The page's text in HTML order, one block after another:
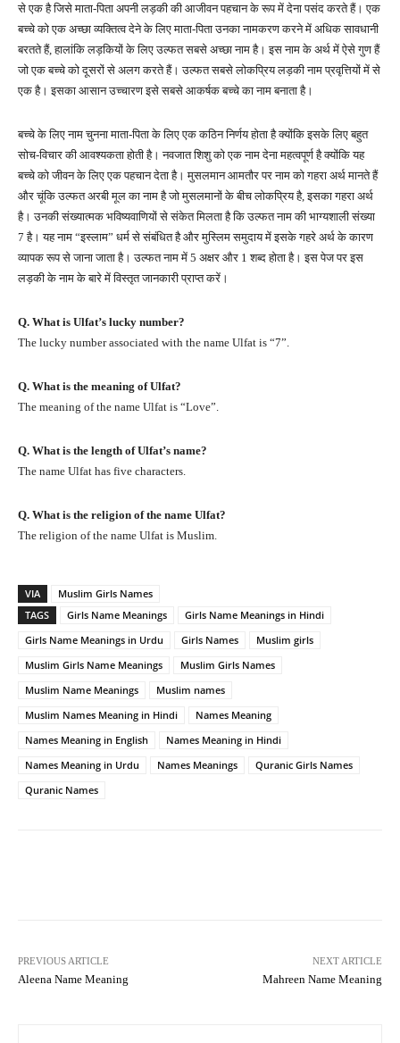
से एक है जिसे माता-पिता अपनी लड़की की आजीवन पहचान के रूप में देना पसंद करते हैं। एक
बच्चे को एक अच्छा व्यक्तित्व देने के लिए माता-पिता उनका नामकरण करने में अधिक सावधानी
बरतते हैं, हालांकि लड़कियों के लिए उल्फत सबसे अच्छा नाम है। इस नाम के अर्थ में ऐसे गुण हैं
जो एक बच्चे को दूसरों से अलग करते हैं। उल्फत सबसे लोकप्रिय लड़की नाम प्रवृत्तियों में से
एक है। इसका आसान उच्चारण इसे सबसे आकर्षक बच्चे का नाम बनाता है।
बच्चे के लिए नाम चुनना माता-पिता के लिए एक कठिन निर्णय होता है क्योंकि इसके लिए बहुत
सोच-विचार की आवश्यकता होती है। नवजात शिशु को एक नाम देना महत्वपूर्ण है क्योंकि यह
बच्चे को जीवन के लिए एक पहचान देता है। मुसलमान आमतौर पर नाम को गहरा अर्थ मानते हैं
और चूंकि उल्फत अरबी मूल का नाम है जो मुसलमानों के बीच लोकप्रिय है, इसका गहरा अर्थ
है। उनकी संख्यात्मक भविष्यवाणियों से संकेत मिलता है कि उल्फत नाम की भाग्यशाली संख्या
7 है। यह नाम “इस्लाम” धर्म से संबंधित है और मुस्लिम समुदाय में इसके गहरे अर्थ के कारण
व्यापक रूप से जाना जाता है। उल्फत नाम में 5 अक्षर और 1 शब्द होता है। इस पेज पर इस
लड़की के नाम के बारे में विस्तृत जानकारी प्राप्त करें।
Q. What is Ulfat’s lucky number?
The lucky number associated with the name Ulfat is “7”.
Q. What is the meaning of Ulfat?
The meaning of the name Ulfat is “Love”.
Q. What is the length of Ulfat’s name?
The name Ulfat has five characters.
Q. What is the religion of the name Ulfat?
The religion of the name Ulfat is Muslim.
VIA
Muslim Girls Names
TAGS
Girls Name Meanings
Girls Name Meanings in Hindi
Girls Name Meanings in Urdu
Girls Names
Muslim girls
Muslim Girls Name Meanings
Muslim Girls Names
Muslim Name Meanings
Muslim names
Muslim Names Meaning in Hindi
Names Meaning
Names Meaning in English
Names Meaning in Hindi
Names Meaning in Urdu
Names Meanings
Quranic Girls Names
Quranic Names
PREVIOUS ARTICLE
Aleena Name Meaning
NEXT ARTICLE
Mahreen Name Meaning